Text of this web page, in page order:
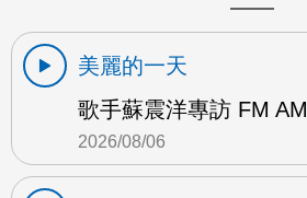
美麗的一天
歌手蘇震洋專訪 FM AM
2026/08/06